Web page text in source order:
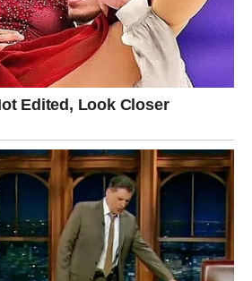
veći potencijal od onoga što je
vrata novim mogućnostima.
JE POGLAVLJE
IZNENAĐENJA
slučajna.
da se poslije svakog izazovnog